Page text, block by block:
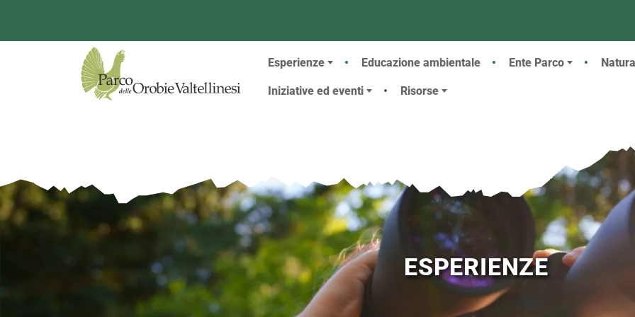
Menù principale
Esperienze Educazione ambientale Ente Parco Natura
Iniziative ed eventi Risorse
ESPERIENZE